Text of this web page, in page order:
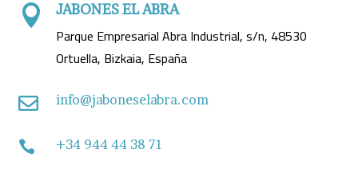
 JABONES EL ABRA
Parque Empresarial Abra Industrial, s/n, 48530
Ortuella, Bizkaia, España
 info@jaboneselabra.com
 +34 944 44 38 71